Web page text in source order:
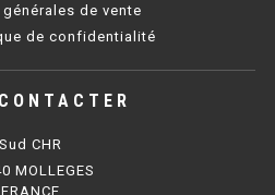
UOC
ÉLECTRIQUE
de vente
de confidentialité
Sud CHR
MOLLEGES
FRANCE